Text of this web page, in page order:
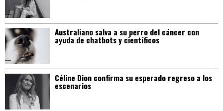
Australiano salva a su perro del cáncer con
ayuda de chatbots y científicos
Céline Dion confirma su esperado regreso a los
escenarios